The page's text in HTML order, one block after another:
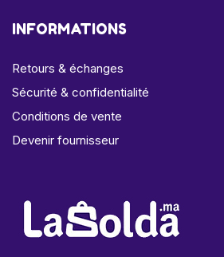
INFORMATIONS
Retours & échanges
Sécurité & confidentialité
Conditions de vente
Devenir fournisseur